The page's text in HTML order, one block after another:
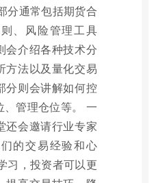
分通常包括期货合
、风险管理工具
会介绍各种技术分
方法以及量化交易
分则会讲解如何控
管理仓位等。 一
还会邀请行业专家
的交易经验和心
习，投资者可以更